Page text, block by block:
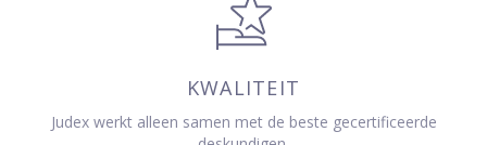
KWALITEIT
Judex werkt alleen samen met de beste gecertificeerde